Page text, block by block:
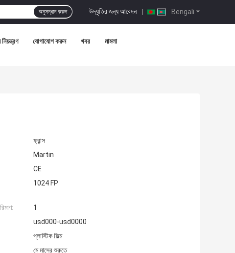
Bengali
উদ্ধৃতির জন্য আবেদন |
অনুসন্ধান করুন
নিয়ন্ত্রণ যোগাযোগ করুন খবর মামলা
ফ্রান্স
Martin
CE
1024 FP
1
usd000-usd0000
প্লাস্টিক ফিল্ম
মে মাসের শুরুতে